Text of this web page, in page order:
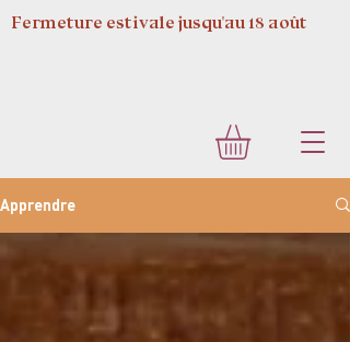
Fermeture estivale jusqu'au 18 août
Apprendre